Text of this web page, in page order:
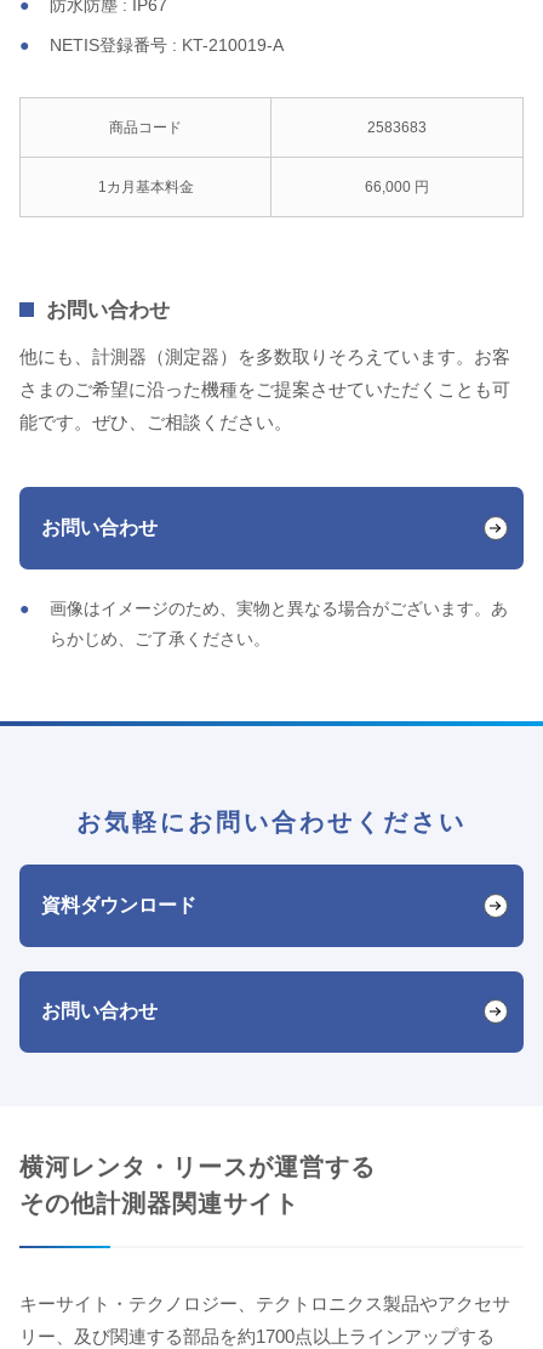
防水防塵 : IP67
NETIS登録番号 : KT-210019-A
商品コード 2583683
1カ月基本料金 66,000 円
お問い合わせ
他にも、計測器（測定器）を多数取りそろえています。お客
さまのご希望に沿った機種をご提案させていただくことも可
能です。ぜひ、ご相談ください。
お問い合わせ
画像はイメージのため、実物と異なる場合がございます。あ
らかじめ、ご了承ください。
お気軽にお問い合わせください
資料ダウンロード
お問い合わせ
横河レンタ・リースが運営する
その他計測器関連サイト
キーサイト・テクノロジー、テクトロニクス製品やアクセサ
リー、及び関連する部品を約1700点以上ラインアップする